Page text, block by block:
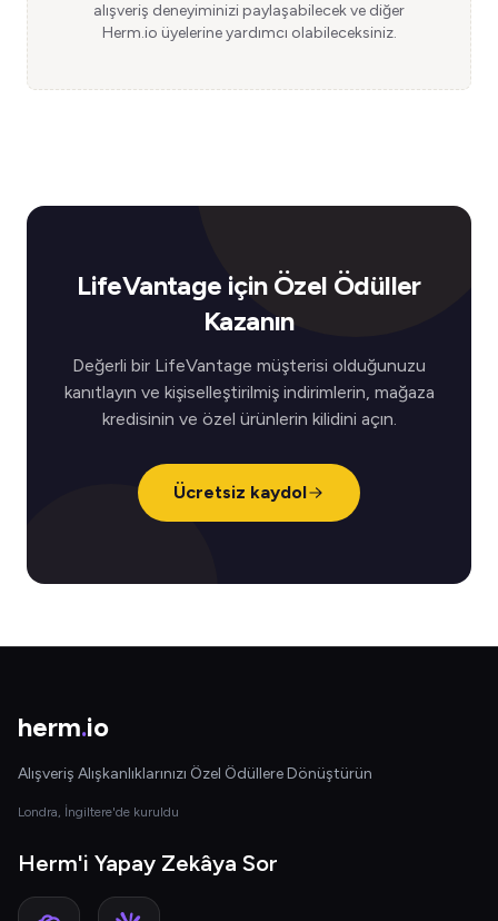
alışveriş deneyiminizi paylaşabilecek ve diğer
Herm.io üyelerine yardımcı olabileceksiniz.
LifeVantage için Özel Ödüller
Kazanın
Değerli bir LifeVantage müşterisi olduğunuzu
kanıtlayın ve kişiselleştirilmiş indirimlerin, mağaza
kredisinin ve özel ürünlerin kilidini açın.
Ücretsiz kaydol
herm.io
Alışveriş Alışkanlıklarınızı Özel Ödüllere Dönüştürün
Londra, İngiltere'de kuruldu
Herm'i Yapay Zekâya Sor